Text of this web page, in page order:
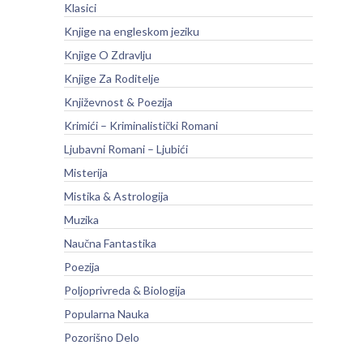
Klasici
Knjige na engleskom jeziku
Knjige O Zdravlju
Knjige Za Roditelje
Književnost & Poezija
Krimići – Kriminalistički Romani
Ljubavni Romani – Ljubići
Misterija
Mistika & Astrologija
Muzika
Naučna Fantastika
Poezija
Poljoprivreda & Biologija
Popularna Nauka
Pozorišno Delo